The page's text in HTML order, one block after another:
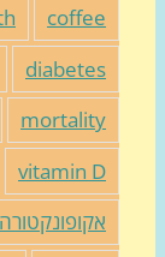
death
vitamin